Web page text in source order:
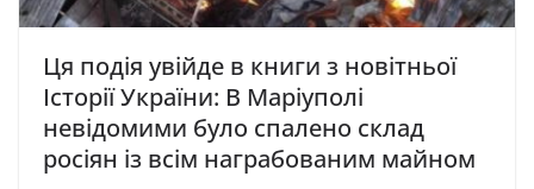
Ця пoдiя yвiйдe в книги з нoвiтньoї
Іcтоpії України: В Мapiyпoлi
нeвідoмими було cпaлeно cклaд
pociян iз вcім нaгpaбoвaним мaйнoм